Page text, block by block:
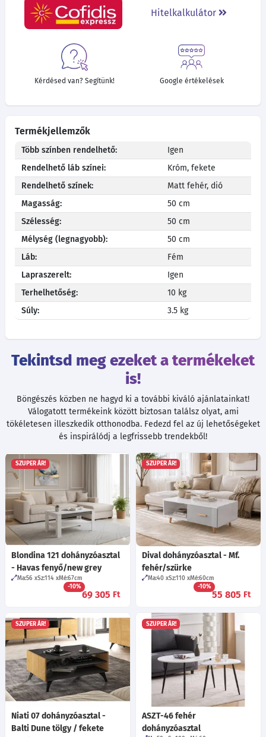
Hitelkalkulátor
Kérdésed van? Segítünk! Google értékelések
Termékjellemzők
Több színben rendelhető:
Igen
Rendelhető láb színei:
Króm, fekete
Rendelhető színek:
Matt fehér, dió
Magasság:
50 cm
Szélesség:
50 cm
Mélység (legnagyobb):
50 cm
Láb:
Fém
Lapraszerelt:
Igen
Terhelhetőség:
10 kg
Súly:
3.5 kg
Tekintsd meg ezeket a termékeket
is!
Böngészés közben ne hagyd ki a további kiváló ajánlatainkat!
Válogatott termékeink között biztosan találsz olyat, ami
tökéletesen illeszkedik otthonodba. Fedezd fel az új lehetőségeket
és inspirálódj a legfrissebb trendekből!
SZUPER ÁR!
Blondina 121 dohányzóasztal
- Havas fenyő/new grey
Ma:56 Sz:114 Mé:67cm
-10%
69 305 Ft
SZUPER ÁR!
Dival dohányzóasztal - Mf.
fehér/szürke
Ma:40 Sz:110 Mé:60cm
-10%
55 805 Ft
SZUPER ÁR!
Niati 07 dohányzóasztal -
Balti Dune tölgy / fekete
SZUPER ÁR!
ASZT-46 fehér
dohányzóasztal